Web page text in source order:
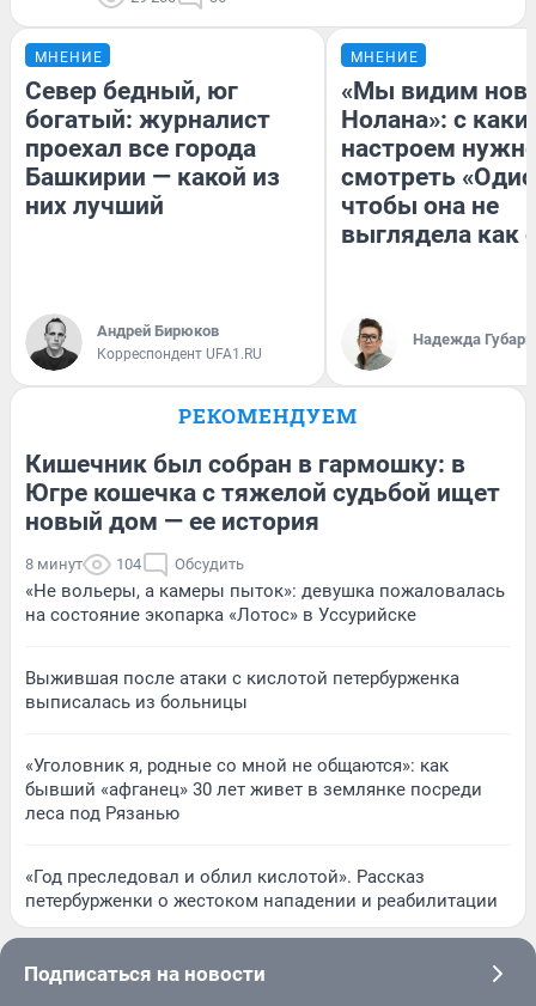
МНЕНИЕ
Север бедный, юг
богатый: журналист
проехал все города
Башкирии — какой из
них лучший
Андрей Бирюков
Корреспондент UFA1.RU
МНЕНИЕ
«Мы видим
Нолана»: с
настроем
смотреть
чтобы она не
выглядела как
Надежда Губарь
РЕКОМЕНДУЕМ
Кишечник был собран в гармошку: в
Югре кошечка с тяжелой судьбой ищет
новый дом — ее история
8 минут 104 Обсудить
«Не вольеры, а камеры пыток»: девушка пожаловалась
на состояние экопарка «Лотос» в Уссурийске
Выжившая после атаки с кислотой петербурженка
выписалась из больницы
«Уголовник я, родные со мной не общаются»: как
бывший «афганец» 30 лет живет в землянке посреди
леса под Рязанью
«Год преследовал и облил кислотой». Рассказ
петербурженки о жестоком нападении и реабилитации
Подписаться на новости